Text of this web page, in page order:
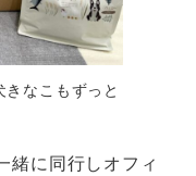
なこもずっと
緒に同行しオフィ